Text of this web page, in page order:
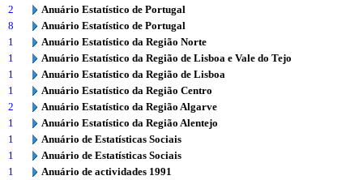
2
Anuário Estatístico de Portugal
8
Anuário Estatístico de Portugal
1
Anuário Estatístico da Região Norte
1
Anuário Estatístico da Região de Lisboa e Vale do Tejo
1
Anuário Estatístico da Região de Lisboa
1
Anuário Estatístico da Região Centro
2
Anuário Estatístico da Região Algarve
1
Anuário Estatístico da Região Alentejo
1
Anuário de Estatísticas Sociais
1
Anuário de Estatísticas Sociais
1
Anuário de actividades 1991